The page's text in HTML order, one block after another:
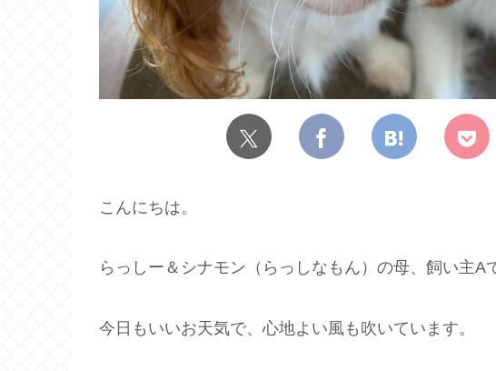
こんにちは。
らっしー＆シナモン（らっしなもん）の母、飼い主A
今日もいいお天気で、心地よい風も吹いています。